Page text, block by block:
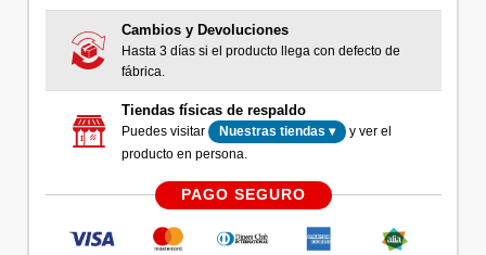
Cambios y Devoluciones
Hasta 3 días si el producto llega con defecto de
fábrica.
Tiendas físicas de respaldo
Puedes visitar Nuestras tiendas ▾
y ver el
producto en persona.
PAGO SEGURO